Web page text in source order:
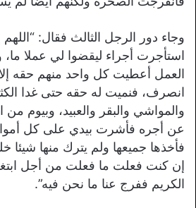
وجاء دور الرجل الثالث فقال: “اللهم
استأجرت أجراء ليقضوا لي عملا ما،
العمل أعطيت كل واحد منهم حقه
انصرف، فنميت له حقه حتى غدا
والمواشي والبقر والعبيد، وبيوم من
عن أجره فأشرت بيدي على كل
فأخذها جميعها ولم يترك منها شيئا
إن كنت فعلت ما فعلت من أجل
الكريم ففرج عنا ما نحن فيه”.